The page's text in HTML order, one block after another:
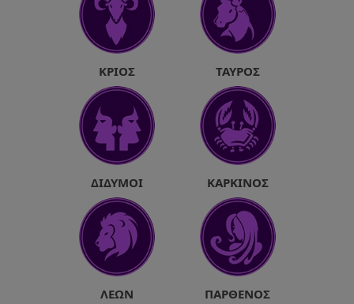
ΚΡΙΌΣ ΤΑΎΡΟΣ
ΔΊΔΥΜΟΙ ΚΑΡΚΊΝΟΣ
ΛΈΩΝ ΠΑΡΘΈΝΟΣ